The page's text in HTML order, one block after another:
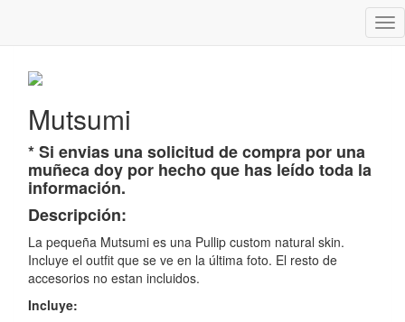
Mutsumi
* Si envias una solicitud de compra por una
muñeca doy por hecho que has leído toda la
información.
Descripción:
La pequeña Mutsumi es una Pullip custom natural skin.
Incluye el outfit que se ve en la última foto. El resto de
accesorios no estan incluidos.
Incluye: